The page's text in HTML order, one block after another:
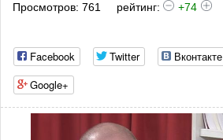
Просмотров: 761
рейтинг: +74
Facebook Twitter Вконтакте
Google+